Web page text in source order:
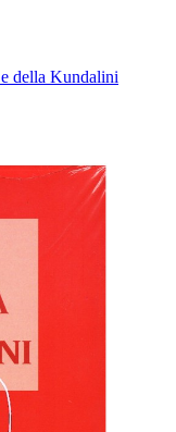
della Kundalini